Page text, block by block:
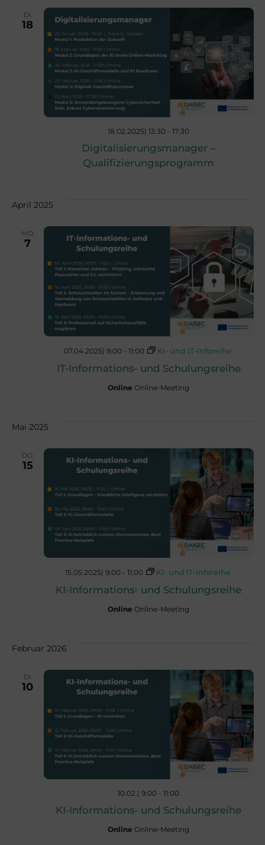
l
t
u
g
n
S
u
c
h
u
n
d
A
n
i
c
h
t
e
u
n
g
A
c
h
t
e
a
v
i
g
n
DI.
18
Digitalisierungsmanager –
Qualifizierungsprogramm
18.02.2025| 13:30 - 17:30
April 2025
MO.
7
IT-Informations- und Schulungsreihe
07.04.2025| 9:00 - 11:00 KI- und IT-Inforeihe
Online Online-Meeting
Mai 2025
DO.
15
KI-Informations- und Schulungsreihe
15.05.2025| 9:00 - 11:00 KI- und IT-Inforeihe
Online Online-Meeting
Februar 2026
DI.
10
KI-Informations- und Schulungsreihe
10.02.| 9:00 - 11:00
Online Online-Meeting